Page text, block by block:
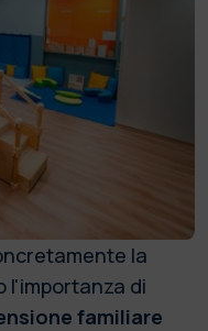
la
l'importanza di
familiare